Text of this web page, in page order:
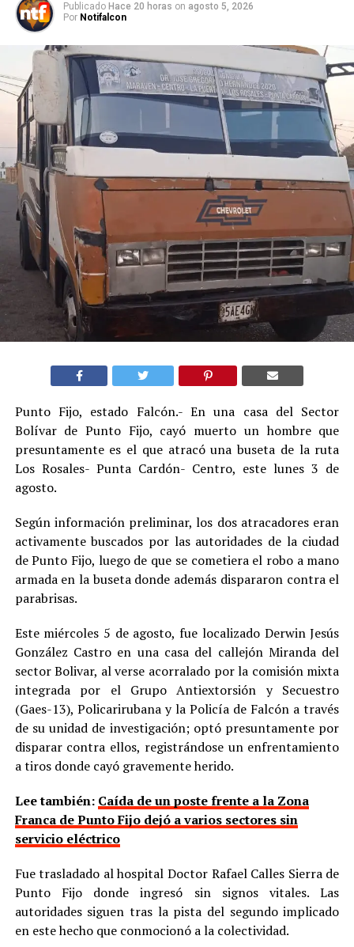
Publicado Hace 20 horas on agosto 5, 2026
Por Notifalcon
Punto Fijo, estado Falcón.- En una casa del Sector
Bolívar de Punto Fijo, cayó muerto un hombre que
presuntamente es el que atracó una buseta de la ruta
Los Rosales- Punta Cardón- Centro, este lunes 3 de
agosto.
Según información preliminar, los dos atracadores eran
activamente buscados por las autoridades de la ciudad
de Punto Fijo, luego de que se cometiera el robo a mano
armada en la buseta donde además dispararon contra el
parabrisas.
Este miércoles 5 de agosto, fue localizado Derwin Jesús
González Castro en una casa del callejón Miranda del
sector Bolivar, al verse acorralado por la comisión mixta
integrada por el Grupo Antiextorsión y Secuestro
(Gaes-13), Policarirubana y la Policía de Falcón a través
de su unidad de investigación; optó presuntamente por
disparar contra ellos, registrándose un enfrentamiento
a tiros donde cayó gravemente herido.
Lee también: Caída de un poste frente a la Zona
Franca de Punto Fijo dejó a varios sectores sin
servicio eléctrico
Fue trasladado al hospital Doctor Rafael Calles Sierra de
Punto Fijo donde ingresó sin signos vitales. Las
autoridades siguen tras la pista del segundo implicado
en este hecho que conmocionó a la colectividad.